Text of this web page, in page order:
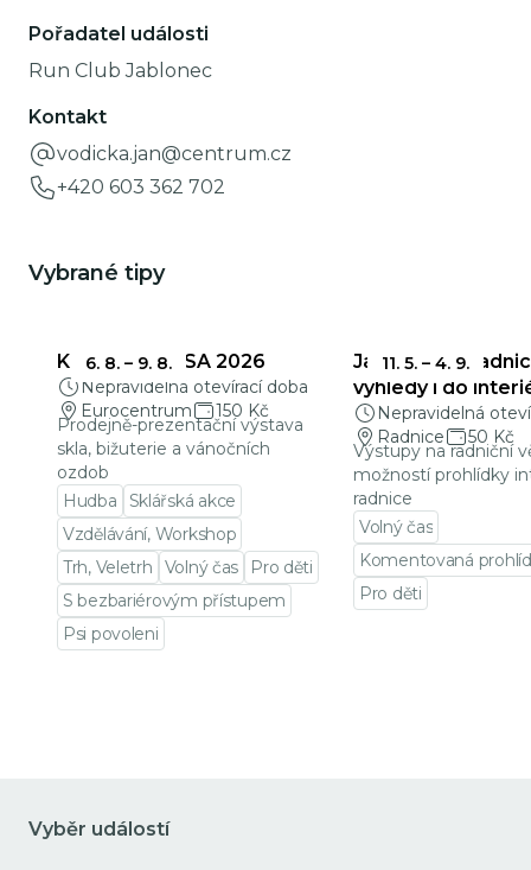
Pořadatel události
Run Club Jablonec
Kontakt
vodicka.jan@centrum.cz
+420 603 362 702
Vybrané tipy
6. 8. – 9. 8.
KŘEHKÁ KRÁSA 2026
Nepravidelná otevírací doba
Eurocentrum
150 Kč
Prodejně-prezentační výstava
skla, bižuterie a vánočních
ozdob
Hudba
Sklářská akce
Vzdělávání, Workshop
Trh, Veletrh
Volný čas
Pro děti
S bezbariérovým přístupem
Psi povoleni
11. 5. – 4. 9.
Jablonecká
výhledy i do
Nepravidelná
Radnice
50 Kč
Výstupy na radniční
možností prohlídky
radnice
Volný čas
Komentovaná
Pro děti
Vyběr událostí